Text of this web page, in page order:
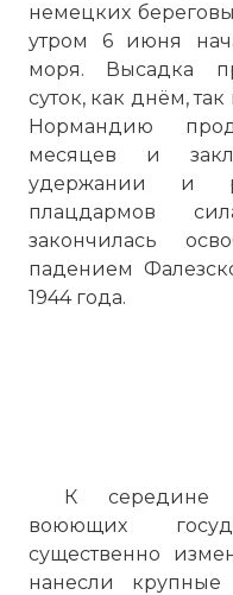
немецких
утром 6 июня
моря. Высадка
суток, как днём,
Нормандию
месяцев и
удержании и
плацдармов
закончилась
падением
1944 года.
К середине
воюющих
существенно
нанесли